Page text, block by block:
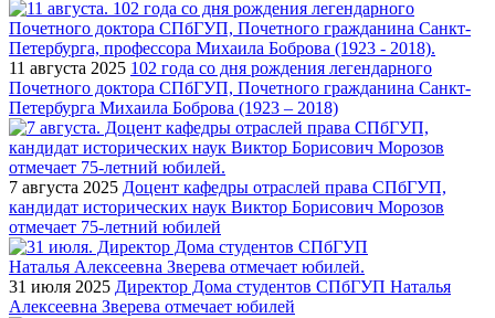
11 августа 2025 102 года со дня рождения легендарного
Почетного доктора СПбГУП, Почетного гражданина Санкт-
Петербурга Михаила Боброва (1923 – 2018)
7 августа 2025 Доцент кафедры отраслей права СПбГУП,
кандидат исторических наук Виктор Борисович Морозов
отмечает 75-летний юбилей
31 июля 2025 Директор Дома студентов СПбГУП Наталья
Алексеевна Зверева отмечает юбилей